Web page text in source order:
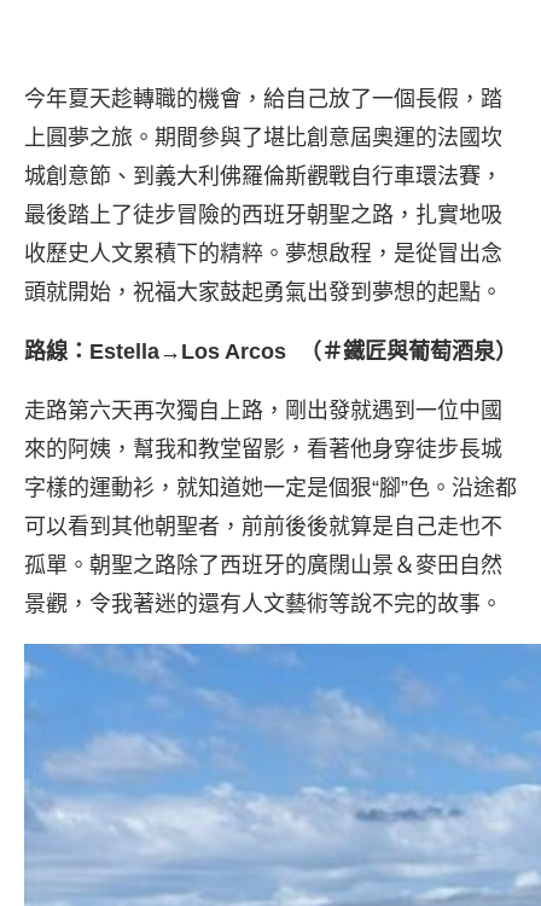
今年夏天趁轉職的機會，給自己放了一個長假，踏
上圓夢之旅。期間參與了堪比創意屆奧運的法國坎
城創意節、到義大利佛羅倫斯觀戰自行車環法賽，
最後踏上了徒步冒險的西班牙朝聖之路，扎實地吸
收歷史人文累積下的精粹。夢想啟程，是從冒出念
頭就開始，祝福大家鼓起勇氣出發到夢想的起點。
路線：Estella→Los Arcos （＃鐵匠與葡萄酒泉）
走路第六天再次獨自上路，剛出發就遇到一位中國
來的阿姨，幫我和教堂留影，看著他身穿徒步長城
字樣的運動衫，就知道她一定是個狠“腳”色。沿途都
可以看到其他朝聖者，前前後後就算是自己走也不
孤單。朝聖之路除了西班牙的廣闊山景＆麥田自然
景觀，令我著迷的還有人文藝術等說不完的故事。